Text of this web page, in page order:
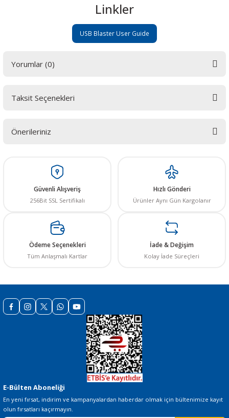
Linkler
USB Blaster User Guide
Yorumlar (0)
Bu ürüne ilk yorumu siz yapın! LÜTFEN Sorularınızı bu alana yazmayınız.
Taksit Seçenekleri
Önerileriniz
yetersiz gördüğünüz noktaları öneri formunu kullanarak tarafımıza
Görüş ve önerileriniz için teşekkür ederiz.
Ürün açıklamasında eksik bilgiler bulunuyor.
Ürün bilgilerinde hatalar bulunuyor.
Ürün fiyatı diğer sitelerden daha pahalı.
Gönder
Güvenli Alışveriş
256Bit SSL Sertifikalı
Hızlı Gönderi
Ürünler Aynı Gün Kargolanır
Ödeme Seçenekleri
Tüm Anlaşmalı Kartlar
İade & Değişim
Kolay İade Süreçleri
E-Bülten Aboneliği
En yeni fırsat, indirim ve kampanyalardan haberdar olmak için bültenimize kayıt
olun fırsatları kaçırmayın.